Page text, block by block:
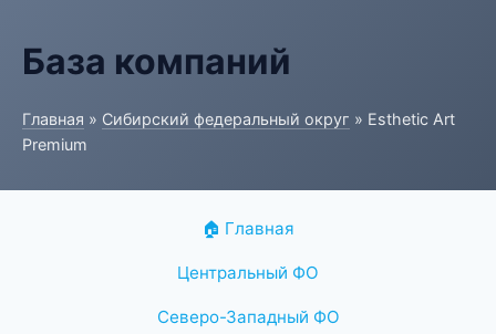
База компаний
Главная » Сибирский федеральный округ » Esthetic Art
Premium
🏠 Главная
Центральный ФО
Северо-Западный ФО